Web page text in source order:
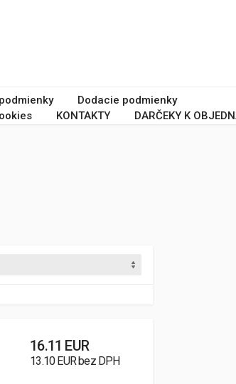
Dodacie podmienky
KONTAKTY DARČEKY K
16.11 EUR
13.10 EUR bez DPH